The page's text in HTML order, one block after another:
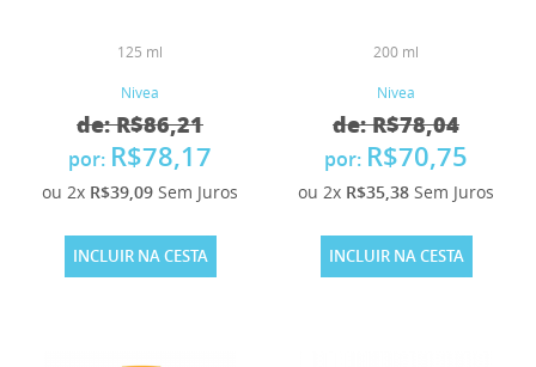
125 ml
Nivea
de: R$86,21
por: R$78,17
ou 2x R$39,09 Sem Juros
INCLUIR NA CESTA
200 ml
Nivea
de: R$78,04
por: R$70,75
ou 2x R$35,38 Sem Juros
INCLUIR NA CESTA